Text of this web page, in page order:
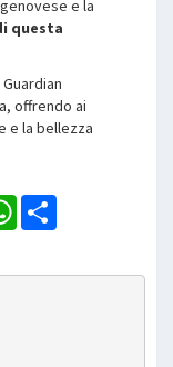
e la
questa
offrendo ai
e la bellezza
WhatsApp